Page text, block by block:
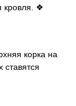
кровля. ❖
корка на